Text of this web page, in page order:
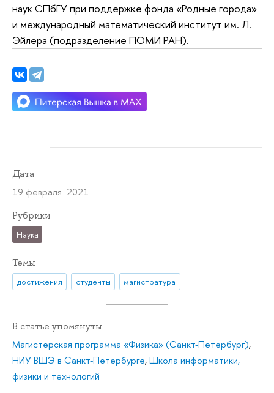
наук СПбГУ при поддержке фонда «Родные города»
и международный математический институт им. Л.
Эйлера (подразделение ПОМИ РАН).
Дата
19 февраля 2021
Рубрики
Наука
Темы
достижения студенты магистратура
В статье упомянуты
Магистерская программа «Физика» (Санкт-Петербург),
НИУ ВШЭ в Санкт-Петербурге,Школа информатики,
физики и технологий